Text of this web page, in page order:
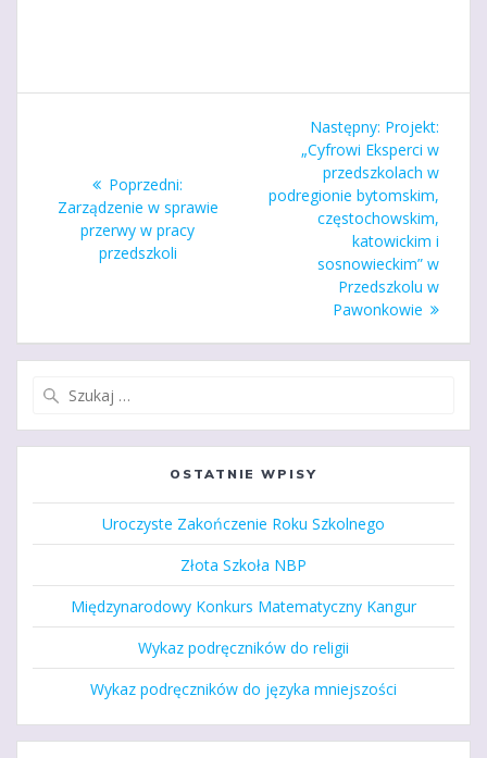
Poprzedni:
wpis:
Zarządzenie w sprawie
przerwy w pracy
przedszkoli
Następny: Następny
wpis:
Projekt:
„Cyfrowi Eksperci w
przedszkolach w
podregionie bytomskim,
częstochowskim,
katowickim i
sosnowieckim” w
Przedszkolu w
Pawonkowie
OSTATNIE WPISY
Uroczyste Zakończenie Roku Szkolnego
Złota Szkoła NBP
Międzynarodowy Konkurs Matematyczny Kangur
Wykaz podręczników do religii
Wykaz podręczników do języka mniejszości